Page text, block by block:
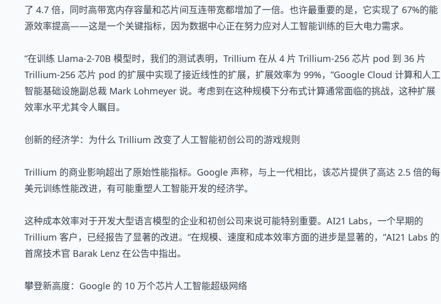
了 4.7 倍，同时高带宽内存容量和芯片间互连带宽都增加了一倍。也许最重要的是，它实现了 67%的能
源效率提高——这是一个关键指标，因为数据中心正在努力应对人工智能训练的巨大电力需求。
“在训练 Llama-2-70B 模型时，我们的测试表明，Trillium 在从 4 片 Trillium-256 芯片 pod 到 36 片
Trillium-256 芯片 pod 的扩展中实现了接近线性的扩展，扩展效率为 99%，”Google Cloud 计算和人工
智能基础设施副总裁 Mark Lohmeyer 说。考虑到在这种规模下分布式计算通常面临的挑战，这种扩展
效率水平尤其令人瞩目。
创新的经济学：为什么 Trillium 改变了人工智能初创公司的游戏规则
Trillium 的商业影响超出了原始性能指标。Google 声称，与上一代相比，该芯片提供了高达 2.5 倍的每
美元训练性能改进，有可能重塑人工智能开发的经济学。
这种成本效率对于开发大型语言模型的企业和初创公司来说可能特别重要。AI21 Labs，一个早期的
Trillium 客户，已经报告了显著的改进。“在规模、速度和成本效率方面的进步是显著的，”AI21 Labs 的
首席技术官 Barak Lenz 在公告中指出。
攀登新高度：Google 的 10 万个芯片人工智能超级网络